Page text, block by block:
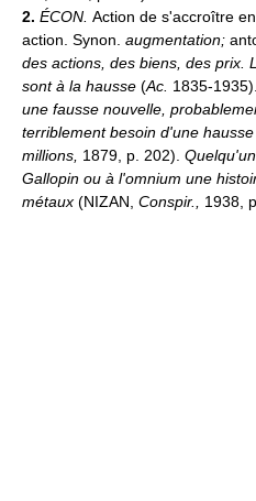
2. ÉCON. Action de s'accroître
action. Synon. augmentation;
des actions, des biens, des prix.
sont à la hausse (Ac. 1835-1935).
une fausse nouvelle,
terriblement besoin d'une
millions, 1879, p. 202).
Gallopin ou à l'omnium une
métaux (NIZAN, Conspir., 1938,